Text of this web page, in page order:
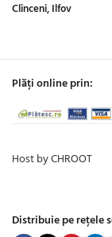
Clinceni, Ilfov
Plăți online prin:
Host by CHROOT
Distribuie pe rețele